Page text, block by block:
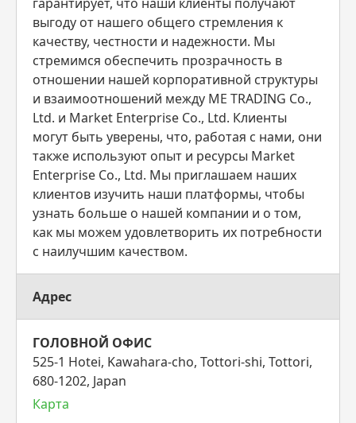
выгоду от нашего общего стремления к
качеству, честности и надежности. Мы
стремимся обеспечить прозрачность в
отношении нашей корпоративной структуры
и взаимоотношений между ME TRADING Co.,
Ltd. и Market Enterprise Co., Ltd. Клиенты
могут быть уверены, что, работая с нами, они
также используют опыт и ресурсы Market
Enterprise Co., Ltd. Мы приглашаем наших
клиентов изучить наши платформы, чтобы
узнать больше о нашей компании и о том,
как мы можем удовлетворить их потребности
с наилучшим качеством.
Адрес
ГОЛОВНОЙ ОФИС
525-1 Hotei, Kawahara-cho, Tottori-shi, Tottori,
680-1202, Japan
Карта